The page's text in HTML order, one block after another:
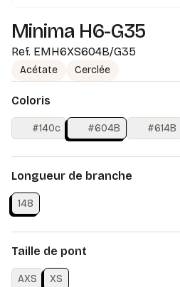
Minima H6-G35
Ref. EMH6XS604B/G35
Acétate Cerclée
Coloris
#140c #604B #614B
Longueur de branche
148
Taille de pont
AXS
XS